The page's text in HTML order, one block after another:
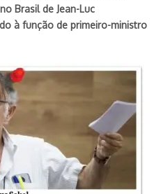
Brasil de Jean-Luc
à função de primeiro-ministro